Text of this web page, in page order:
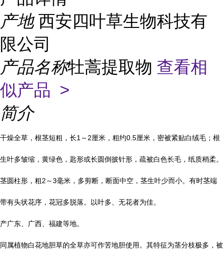
产地 西安四叶草生物科技有
限公司
产品名称牡蒿提取物 查看相
似产品 >
简介
干燥全草，根茎短粗，长1～2厘米，粗约0.5厘米，密被紧贴白绒毛；根
生叶多皱缩，黄绿色，匙形或长圆倒披针形，疏被白色长毛，纸质稍柔。
茎圆柱形，粗2～3毫米，多剪断，断面中空，茎生叶少而小。有时茎端
带有头状花序，花冠多脱落。以叶多、无花者为佳。
产广东、广西、福建等地。
同属植物白花地胆草的全草亦可作苦地胆使用。其特征为茎分枝极多，被